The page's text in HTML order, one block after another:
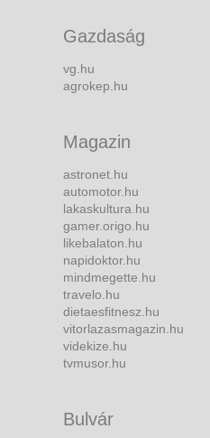
Gazdaság
vg.hu
agrokep.hu
Magazin
astronet.hu
automotor.hu
lakaskultura.hu
gamer.origo.hu
likebalaton.hu
napidoktor.hu
mindmegette.hu
travelo.hu
dietaesfitnesz.hu
vitorlazasmagazin.hu
videkize.hu
tvmusor.hu
Bulvár